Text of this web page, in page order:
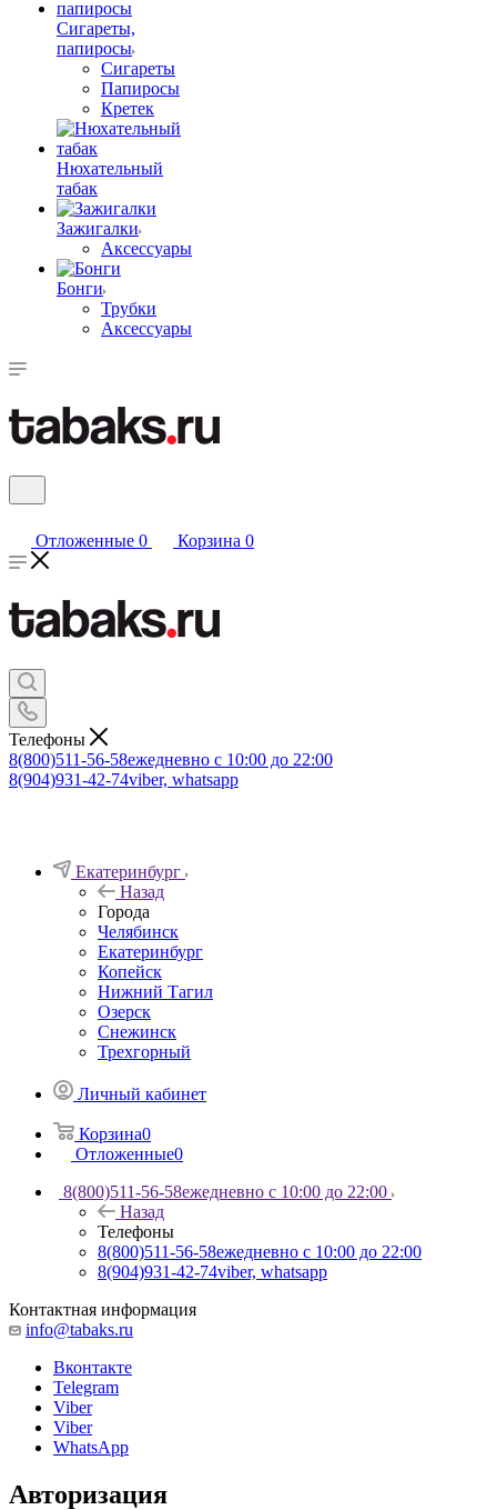
Сигареты,
папиросы
Сигареты
Папиросы
Кретек
Нюхательный
табак
Зажигалки
Аксессуары
Бонги
Трубки
Аксессуары
Отложенные 0 Корзина 0
Телефоны
8(800)511-56-58ежедневно с 10:00 до 22:00
8(904)931-42-74viber, whatsapp
Екатеринбург
Назад
Города
Челябинск
Екатеринбург
Копейск
Нижний Тагил
Озерск
Снежинск
Трехгорный
Личный кабинет
Корзина0
Отложенные0
8(800)511-56-58ежедневно с 10:00 до 22:00
Назад
Телефоны
8(800)511-56-58ежедневно с 10:00 до 22:00
8(904)931-42-74viber, whatsapp
Контактная информация
info@tabaks.ru
Вконтакте
Telegram
Viber
Viber
WhatsApp
Авторизация